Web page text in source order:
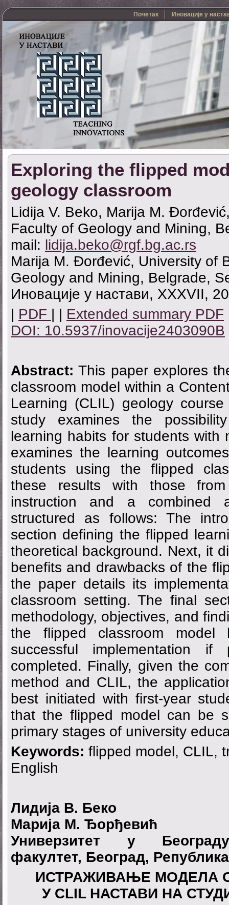
Почетак Иновације у
Exploring the flipped
geology classroom
Lidija V. Beko, Marija M.
Faculty of Geology and Mining,
mail: lidija.beko@rgf.bg.ac.rs
Marija M. Đorđević, University of
Geology and Mining, Belgrade,
Иновације у настави, XXXVII,
PDF Extended summary PDF
DOI: 10.5937/inovacije2403090B
Abstract: This paper explores
classroom model within a
Learning (CLIL) geology
study examines the
learning habits for students with
examines the learning
students using the flipped
these results with those from
instruction and a combined
structured as follows: The
section defining the flipped
theoretical background. Next, it
benefits and drawbacks of the
the paper details its
classroom setting. The final
methodology, objectives, and
the flipped classroom model
successful implementation if
completed. Finally, given the
method and CLIL, the
best initiated with first-year
that the flipped model can be
primary stages of university
Keywords: flipped model, CLIL,
English
Лидија В. Беко
Марија М. Ђорђевић
Универзитет у
факултет, Београд,
ИСТРАЖИВАЊЕ МОДЕЛА
У CLIL НАСТАВИ НА